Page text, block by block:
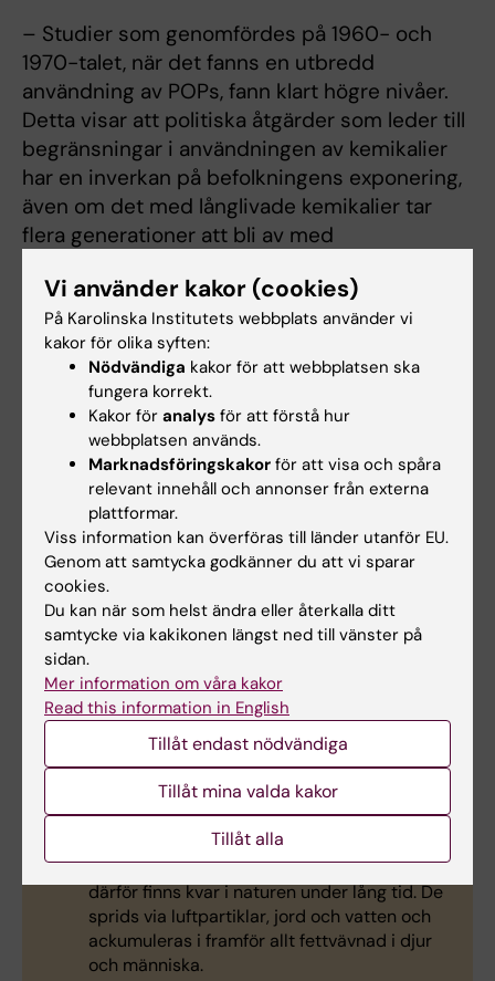
– Studier som genomfördes på 1960- och
1970-talet, när det fanns en utbredd
användning av POPs, fann klart högre nivåer.
Detta visar att politiska åtgärder som leder till
begränsningar i användningen av kemikalier
har en inverkan på befolkningens exponering,
även om det med långlivade kemikalier tar
flera generationer att bli av med
Forskarna understryker att studien innehåller
vissa begränsningar. Till exempel var andelen
foster som ingick relativt få och alla hade dött
i livmodern sent under graviditeten. Således
är det möjligt att fynden inte är helt
representativa för barn som föds vid liv.
Vävnadsproverna samlades in från
Stockholms medicinska biobank. Forskarna
har fått finansiering från FORMAS, Jane och
Aatos Erkkos Stiftelse, och Stiftelsen
Kvinnoklinikens i Sundsvall utvecklingsfond.
Fakta om POPs
Långlivade organiska föroreningar (förkortat
POPs efter engelskans persistent organic
pollutants) är ett samlingsnamn för en typ
av kemikalier som är svåra att bryta ned och
därför finns kvar i naturen under lång tid. De
sprids via luftpartiklar, jord och vatten och
ackumuleras i framför allt fettvävnad i djur
och människa.
Vi använder kakor (cookies)
På Karolinska Institutets webbplats använder vi
kakor för olika syften:
Nödvändiga kakor för att webbplatsen ska
fungera korrekt.
Kakor för analys för att förstå hur
webbplatsen används.
Marknadsföringskakor för att visa och spåra
relevant innehåll och annonser från externa
plattformar.
Viss information kan överföras till länder utanför EU.
Genom att samtycka godkänner du att vi sparar
cookies.
Du kan när som helst ändra eller återkalla ditt
samtycke via kakikonen längst ned till vänster på
sidan.
Mer information om våra kakor
Read this information in English
Tillåt endast nödvändiga
Tillåt mina valda kakor
Tillåt alla